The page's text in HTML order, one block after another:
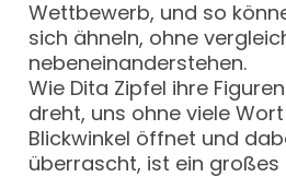
Wettbewerb, und so
sich ähneln, ohne
nebeneinanderstehen.
Wie Dita Zipfel ihre
dreht, uns ohne viele
Blickwinkel öffnet und
überrascht, ist ein großes